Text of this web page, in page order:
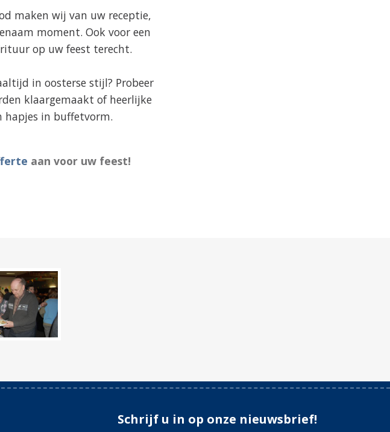
maken wij van uw receptie,
moment. Ook voor een
op uw feest terecht.
in oosterse stijl? Probeer
klaargemaakt of heerlijke
hapjes in buffetvorm.
aan voor uw feest!
Schrijf u in op onze nieuwsbrief!